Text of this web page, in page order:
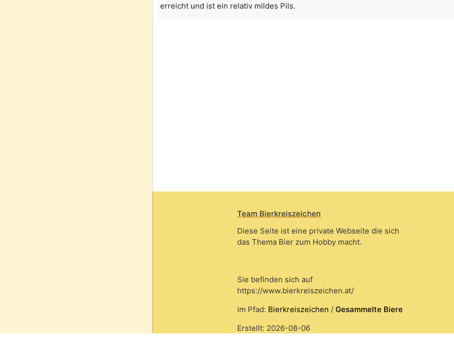
erreicht und ist ein relativ mildes Pils.
Team Bierkreiszeichen
Diese Seite ist eine private Webseite die sich
das Thema Bier zum Hobby macht.
Sie befinden sich auf
https://www.bierkreiszeichen.at/
im Pfad: Bierkreiszeichen / Gesammelte Biere
Erstellt: 2026-08-06